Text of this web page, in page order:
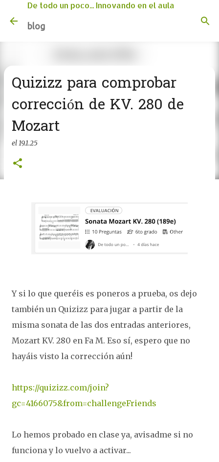
Ir al contenido principal
De todo un poco... Innovando en el aula
blog
Quizizz para comprobar
corrección de KV. 280 de
Mozart
el19.1.25
Y si lo que queréis es poneros a prueba, os dejo
también un Quizizz para jugar a partir de la
misma sonata de las dos entradas anteriores,
Mozart KV. 280 en Fa M. Eso sí, espero que no
hayáis visto la corrección aún!
https://quizizz.com/join?
gc=4166075&from=challengeFriends
Lo hemos probado en clase ya, avisadme si no
funciona y lo vuelvo a activar...